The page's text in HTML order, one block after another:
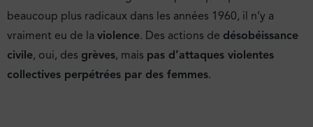
beaucoup plus radicaux dans les années 1960, il n’y a
vraiment eu de la violence. Des actions de désobéissance
civile, oui, des grèves, mais pas d’attaques violentes
collectives perpétrées par des femmes.